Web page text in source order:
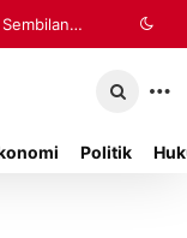
Sentosa
Politik